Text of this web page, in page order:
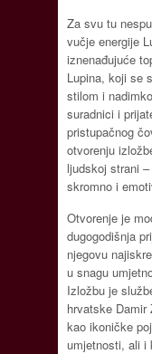
Za svu tu
vučje energije
iznenađujuće
Lupina, koji se
stilom i
suradnici i
pristupačnog
otvorenju
ljudskoj strani
skromno i
Otvorenje je
dugogodišnja
njegovu
u snagu
Izložbu je
hrvatske
kao ikoničke
umjetnosti, ali i